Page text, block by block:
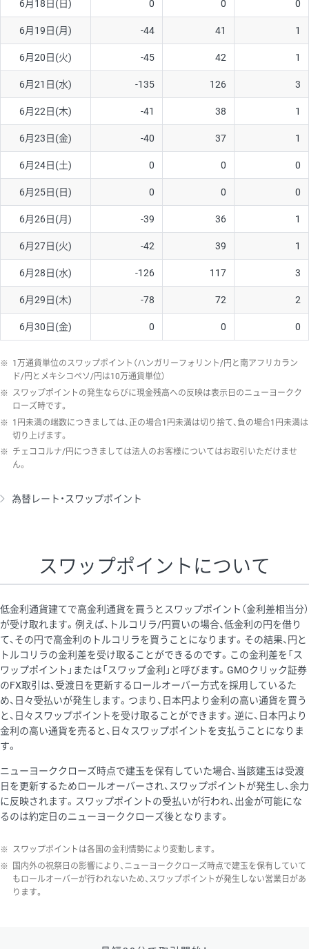
6月18日(日) 0 0 0
6月19日(月) -44 41 1
6月20日(火) -45 42 1
6月21日(水) -135 126 3
6月22日(木) -41 38 1
6月23日(金) -40 37 1
6月24日(土) 0 0 0
6月25日(日) 0 0 0
6月26日(月) -39 36 1
6月27日(火) -42 39 1
6月28日(水) -126 117 3
6月29日(木) -78 72 2
6月30日(金) 0 0 0
※ 1万通貨単位のスワップポイント（ハンガリーフォリント/円と南アフリカラン
ド/円とメキシコペソ/円は10万通貨単位）
※ スワップポイントの発生ならびに現金残高への反映は表示日のニューヨークク
ローズ時です。
※ 1円未満の端数につきましては、正の場合1円未満は切り捨て、負の場合1円未満は
切り上げます。
※ チェココルナ/円につきましては法人のお客様についてはお取引いただけませ
ん。
為替レート・スワップポイント
スワップポイントについて
低金利通貨建てで高金利通貨を買うとスワップポイント（金利差相当分）
が受け取れます。例えば、トルコリラ/円買いの場合、低金利の円を借り
て、その円で高金利のトルコリラを買うことになります。その結果、円と
トルコリラの金利差を受け取ることができるのです。この金利差を「ス
ワップポイント」または「スワップ金利」と呼びます。GMOクリック証券
のFX取引は、受渡日を更新するロールオーバー方式を採用しているた
め、日々受払いが発生します。つまり、日本円より金利の高い通貨を買う
と、日々スワップポイントを受け取ることができます。逆に、日本円より
金利の高い通貨を売ると、日々スワップポイントを支払うことになりま
す。
ニューヨーククローズ時点で建玉を保有していた場合、当該建玉は受渡
日を更新するためロールオーバーされ、スワップポイントが発生し、余力
に反映されます。スワップポイントの受払いが行われ、出金が可能にな
るのは約定日のニューヨーククローズ後となります。
※ スワップポイントは各国の金利情勢により変動します。
※
国内外の祝祭日の影響により、ニューヨーククローズ時点で建玉を保有していて
もロールオーバーが行われないため、スワップポイントが発生しない営業日があ
ります。